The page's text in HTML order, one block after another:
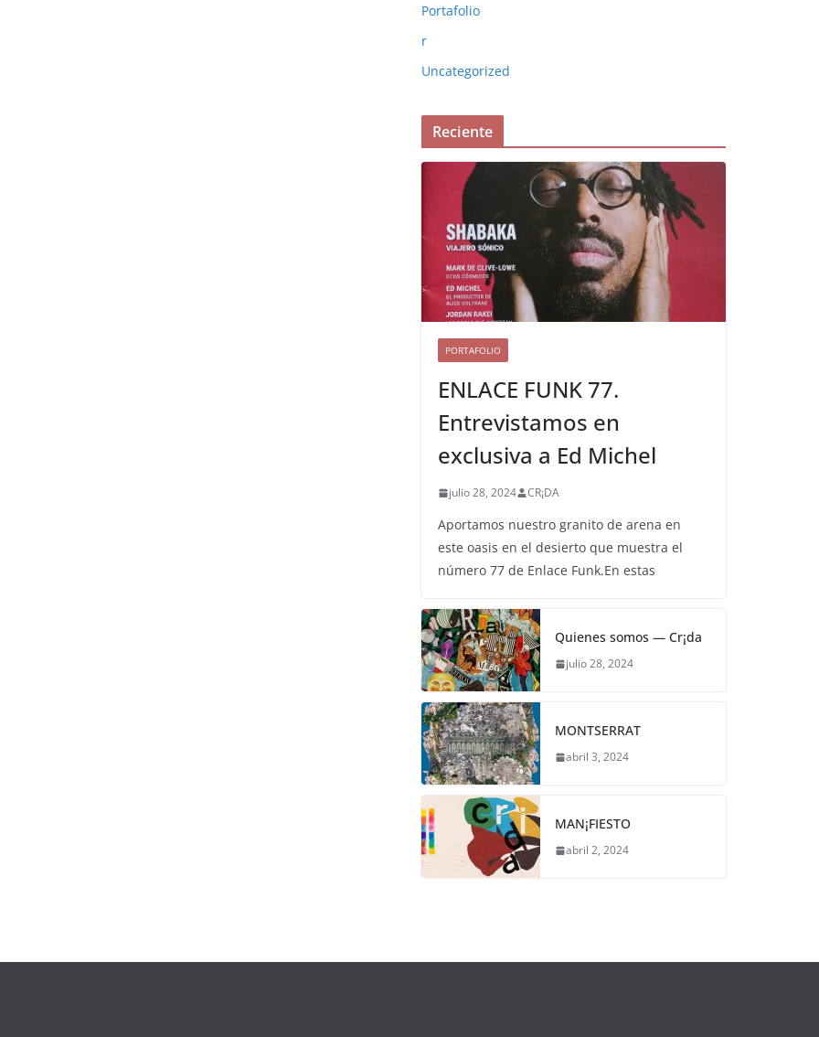
Portafolio
r
Uncategorized
Reciente
PORTAFOLIO
ENLACE FUNK 77.
Entrevistamos en
exclusiva a Ed Michel
julio 28, 2024 CR¡DA
Aportamos nuestro granito de arena en
este oasis en el desierto que muestra el
número 77 de Enlace Funk.En estas
Quienes somos — Cr¡da
julio 28, 2024
MONTSERRAT
abril 3, 2024
MAN¡FIESTO
abril 2, 2024